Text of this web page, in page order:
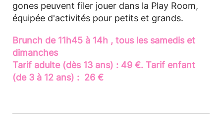
gones peuvent filer jouer dans la Play Room,
équipée d'activités pour petits et grands.
Brunch de 11h45 à 14h , tous les samedis et
dimanches
Tarif adulte (dès 13 ans) : 49 €. Tarif enfant
(de 3 à 12 ans) : 26 €